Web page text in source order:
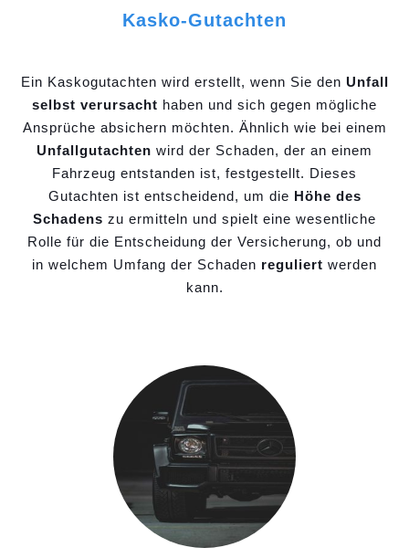
Kasko-Gutachten
Ein Kaskogutachten wird erstellt, wenn Sie den Unfall
selbst verursacht haben und sich gegen mögliche
Ansprüche absichern möchten. Ähnlich wie bei einem
Unfallgutachten wird der Schaden, der an einem
Fahrzeug entstanden ist, festgestellt. Dieses
Gutachten ist entscheidend, um die Höhe des
Schadens zu ermitteln und spielt eine wesentliche
Rolle für die Entscheidung der Versicherung, ob und
in welchem Umfang der Schaden reguliert werden
kann.